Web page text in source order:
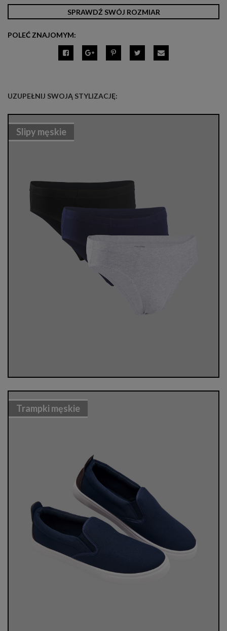
SPRAWDŹ SWÓJ ROZMIAR
POLEĆ ZNAJOMYM:
UZUPEŁNIJ SWOJĄ STYLIZACJĘ:
Slipy męskie
Trampki męskie